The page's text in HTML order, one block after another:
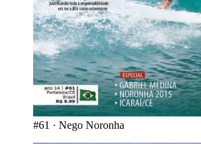
#61 · Nego Noronha